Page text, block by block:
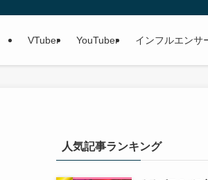
VTuber YouTuber インフルエンサ
人気記事ランキング